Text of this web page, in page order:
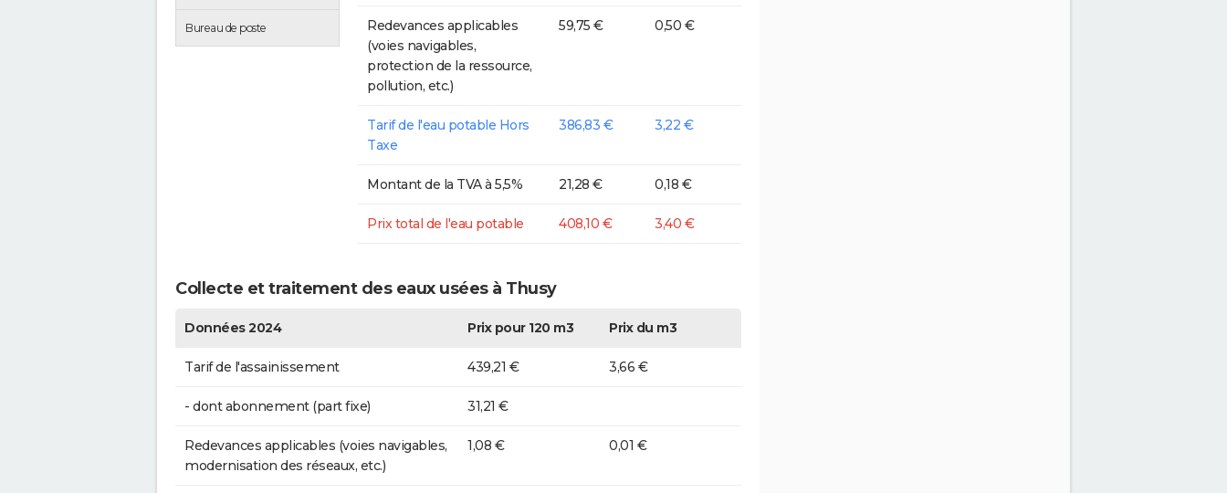
Bureau de poste
Redevances applicables
(voies navigables,
protection de la ressource,
pollution, etc.)
59,75 € 0,50 €
Tarif de l'eau potable Hors
Taxe
386,83 € 3,22 €
Montant de la TVA à 5,5% 21,28 € 0,18 €
Prix total de l'eau potable 408,10 € 3,40 €
Collecte et traitement des eaux usées à Thusy
Données 2024 Prix pour 120 m3 Prix du m3
Tarif de l'assainissement 439,21 € 3,66 €
- dont abonnement (part fixe) 31,21 €
Redevances applicables (voies navigables,
modernisation des réseaux, etc.)
1,08 € 0,01 €